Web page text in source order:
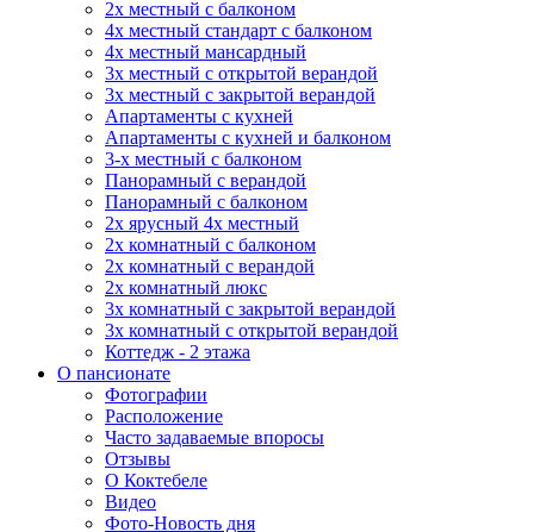
2х местный с балконом
4х местный стандарт с балконом
4х местный мансардный
3х местный с открытой верандой
3х местный с закрытой верандой
Апартаменты с кухней
Апартаменты с кухней и балконом
3-х местный с балконом
Панорамный с верандой
Панорамный с балконом
2х ярусный 4х местный
2х комнатный с балконом
2х комнатный с верандой
2х комнатный люкс
3х комнатный с закрытой верандой
3х комнатный с открытой верандой
Коттедж - 2 этажа
О пансионате
Фотографии
Расположение
Часто задаваемые впоросы
Отзывы
О Коктебеле
Видео
Фото-Новость дня